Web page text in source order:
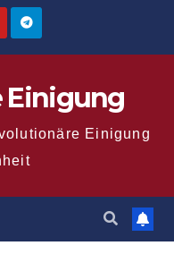
Einigung
Einigung